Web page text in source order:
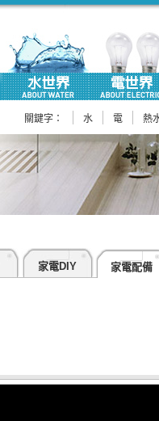
關鍵字： 水 電 熱
家電DIY 家電配備